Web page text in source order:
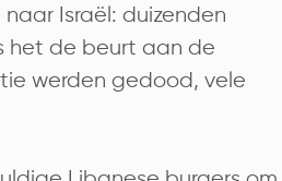
Israël: duizenden
het de beurt aan de
werden gedood, vele